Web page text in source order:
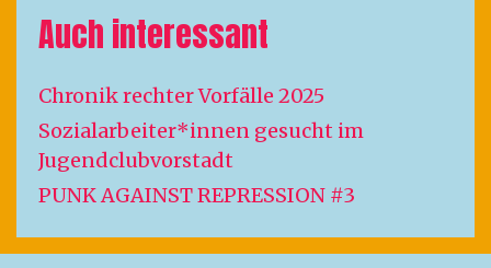
Auch interessant
Chronik rechter Vorfälle 2025
Sozialarbeiter*innen gesucht im
Jugendclubvorstadt
PUNK AGAINST REPRESSION #3